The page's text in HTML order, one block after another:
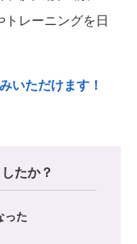
レーニングを日
ただけます！
たか？
った